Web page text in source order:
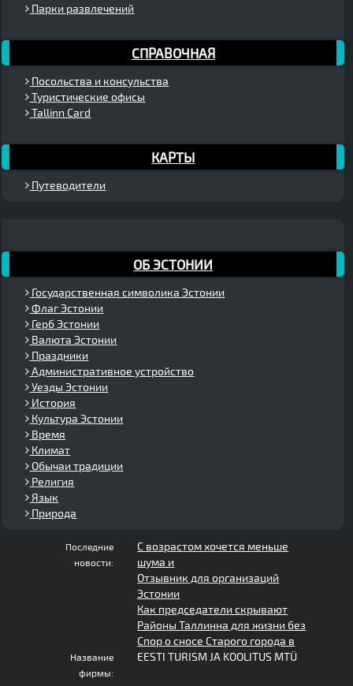
Парки развлечений
СПРАВОЧНАЯ
Посольства и консульства
Туристические офисы
Tallinn Card
КАРТЫ
Путеводители
ОБ ЭСТОНИИ
Государственная символика Эстонии
Флаг Эстонии
Герб Эстонии
Валюта Эстонии
Праздники
Административное устройство
Уезды Эстонии
История
Культура Эстонии
Время
Климат
Обычаи традиции
Религия
Язык
Природа
Последние
новости:
С возрастом хочется меньше
шума и
Отзывник для организаций
Эстонии
Как председатели скрывают
Районы Таллинна для жизни без
Спор о сносе Старого города в
Название
фирмы:
EESTI TURISM JA KOOLITUS MTÜ